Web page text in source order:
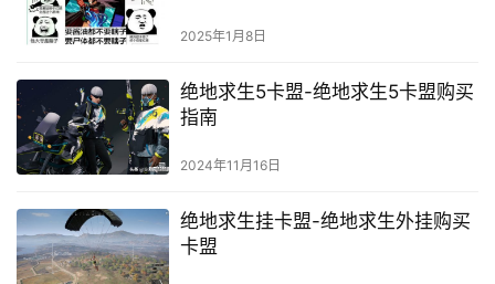
2025年1月8日
绝地求生5卡盟-绝地求生5卡盟购买
指南
2024年11月16日
绝地求生挂卡盟-绝地求生外挂购买
卡盟